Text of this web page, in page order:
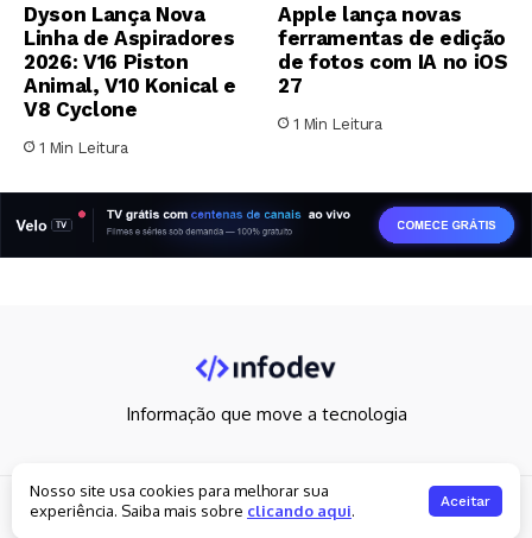
Dyson Lança Nova
Linha de Aspiradores
2026: V16 Piston
Animal, V10 Konical e
V8 Cyclone
1 Min Leitura
Apple lança novas
ferramentas de edição
de fotos com IA no iOS
27
1 Min Leitura
Informação que move a tecnologia
Copyright 2026. All rights reserved
Política de privacidade Fale Conosco
Nosso site usa cookies para melhorar sua
experiência. Saiba mais sobre clicando aqui. Aceitar